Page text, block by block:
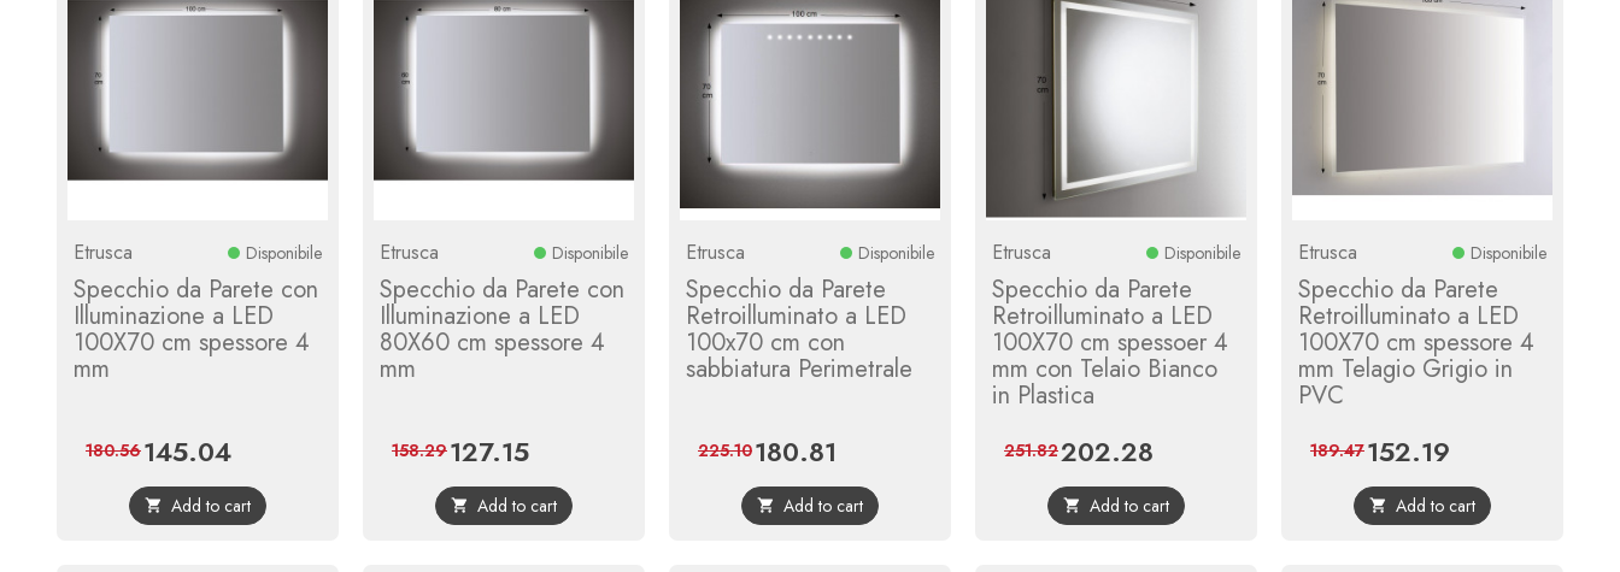
Etrusca Disponibile
Specchio da Parete con
Illuminazione a LED
100X70 cm spessore 4
mm
Price
145.04Regular
price
180.56
 Add to cart
Etrusca Disponibile
Specchio da Parete con
Illuminazione a LED
80X60 cm spessore 4
mm
Price
127.15Regular
price
158.29
 Add to cart
Etrusca Disponibile
Specchio da Parete
Retroilluminato a LED
100x70 cm con
sabbiatura Perimetrale
Price
180.81
price
225.10
 Add to cart
Etrusca Disponibile
Specchio da Parete
Retroilluminato a LED
100X70 cm spessoer 4
mm con Telaio Bianco
in Plastica
Price
202.28
price
251.82
 Add to cart
Etrusca Disponibile
Specchio da Parete
Retroilluminato a LED
100X70 cm spessore 4
mm Telagio Grigio in
PVC
Price
152.19
price
189.47
 Add to cart